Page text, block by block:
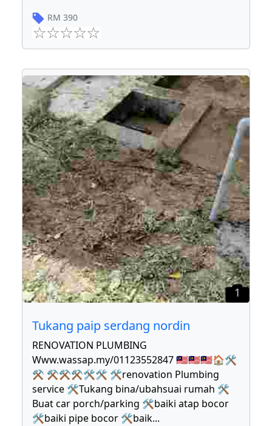
RM 390
1
Tukang paip serdang nordin
RENOVATION PLUMBING
Www.wassap.my/01123552847 🇲🇾🇲🇾🇲🇾🏠🛠
⚒ ⚒⚒⚒🛠🛠 🛠renovation Plumbing
service 🛠Tukang bina/ubahsuai rumah 🛠
Buat car porch/parking 🛠baiki atap bocor
🛠baiki pipe bocor 🛠baik...